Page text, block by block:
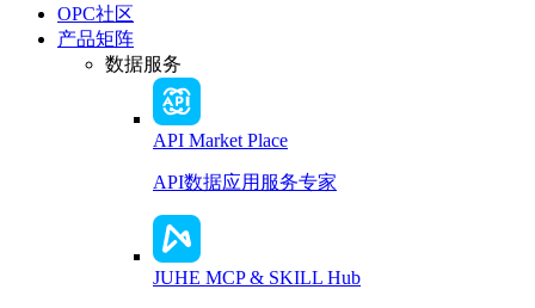
OPC社区
产品矩阵
数据服务
API Market Place
API数据应用服务专家
JUHE MCP & SKILL Hub